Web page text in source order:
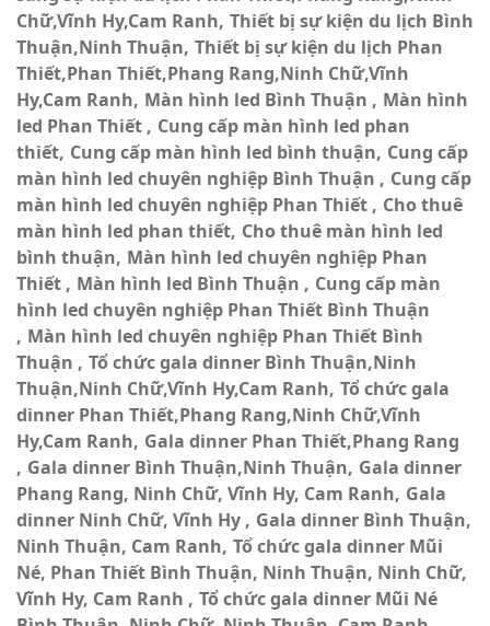
Chữ,Vĩnh Hy,Cam Ranh Thiết bị sự kiện du lịch Bình
Thuận,Ninh Thuận Thiết bị sự kiện du lịch Phan
Thiết,Phan Thiết,Phang Rang,Ninh Chữ,Vĩnh
Hy,Cam Ranh Màn hình led Bình Thuận
Màn hình
led Phan Thiết
Cung cấp màn hình led phan
thiết Cung cấp màn hình led bình thuận Cung cấp
màn hình led chuyên nghiệp Bình Thuận
Cung cấp
màn hình led chuyên nghiệp Phan Thiết
Cho thuê
màn hình led phan thiết Cho thuê màn hình led
bình thuận Màn hình led chuyên nghiệp Phan
Thiết
Màn hình led Bình Thuận
Cung cấp màn
hình led chuyên nghiệp Phan Thiết Bình Thuận
Màn hình led chuyên nghiệp Phan Thiết Bình
Thuận
Tổ chức gala dinner Bình Thuận,Ninh
Thuận,Ninh Chữ,Vĩnh Hy,Cam Ranh Tổ chức gala
dinner Phan Thiết,Phang Rang,Ninh Chữ,Vĩnh
Hy,Cam Ranh Gala dinner Phan Thiết,Phang Rang
Gala dinner Bình Thuận,Ninh Thuận Gala dinner
Phang Rang, Ninh Chữ, Vĩnh Hy, Cam Ranh Gala
dinner Ninh Chữ, Vĩnh Hy
Gala dinner Bình Thuận,
Ninh Thuận, Cam Ranh Tổ chức gala dinner Mũi
Né, Phan Thiết Bình Thuận, Ninh Thuận, Ninh Chữ,
Vĩnh Hy, Cam Ranh
Tổ chức gala dinner Mũi Né